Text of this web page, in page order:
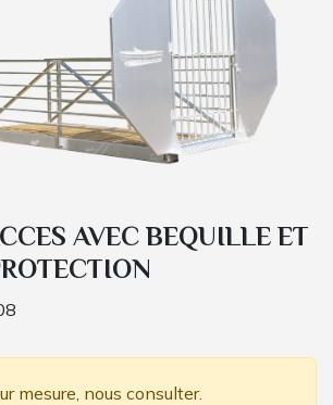
AVEC BEQUILLE ET
mesure, nous consulter.